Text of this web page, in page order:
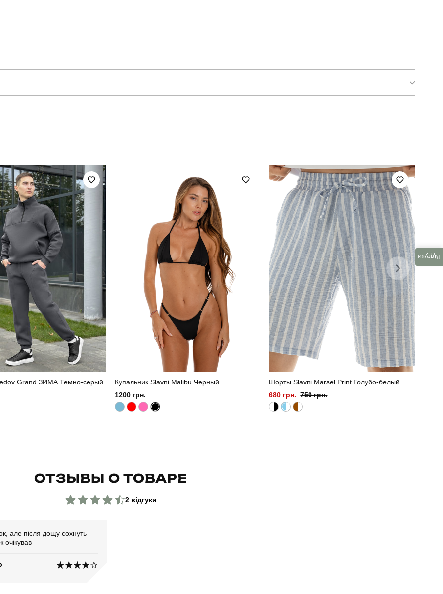
Grand ЗИМА Темно-серый
Купальник Slavni Malibu Черный
1200 грн.
Шорты Slavni Marsel Print Голубо-белый
680 грн. 750 грн.
ОТЗЫВЫ О ТОВАРЕ
Відгуки
2 відгуки
але після дощу сохнуть
очікував